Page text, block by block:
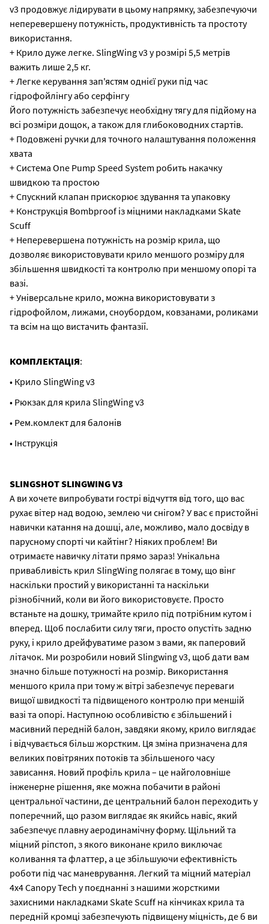
v3 продовжує лідирувати в цьому напрямку, забезпечуючи
неперевершену потужність, продуктивність та простоту
використання.
+ Крило дуже легке. SlingWing v3 у розмірі 5,5 метрів
важить лише 2,5 кг.
+ Легке керування зап'ястям однієї руки під час
гідрофойлінгу або серфінгу
Його потужність забезпечує необхідну тягу для підйому на
всі розміри дощок, а також для глибоководних стартів.
+ Подовжені ручки для точного налаштування положення
хвата
+ Система One Pump Speed System робить накачку
швидкою та простою
+ Спускний клапан прискорює здування та упаковку
+ Конструкція Bombproof із міцними накладками Skate
Scuff
+ Неперевершена потужність на розмір крила, що
дозволяє використовувати крило меншого розміру для
збільшення швидкості та контролю при меншому опорі та
вазі.
+ Універсальне крило, можна використовувати з
гідрофойлом, лижами, сноубордом, ковзанами, роликами
та всім на що вистачить фантазії.
КОМПЛЕКТАЦІЯ:
• Крило SlingWing v3
• Рюкзак для крила SlingWing v3
• Рем.комлект для балонів
• Інструкція
SLINGSHOT SLINGWING V3
А ви хочете випробувати гострі відчуття від того, що вас
рухає вітер над водою, землею чи снігом? У вас є пристойні
навички катання на дошці, але, можливо, мало досвіду в
парусному спорті чи кайтінг? Ніяких проблем! Ви
отримаєте навичку літати прямо зараз! Унікальна
привабливість крил SlingWing полягає в тому, що вінг
наскільки простий у використанні та наскільки
різнобічний, коли ви його використовуєте. Просто
встаньте на дошку, тримайте крило під потрібним кутом і
вперед. Щоб послабити силу тяги, просто опустіть задню
руку, і крило дрейфуватиме разом з вами, як паперовий
літачок. Ми розробили новий Slingwing v3, щоб дати вам
значно більше потужності на розмір. Використання
меншого крила при тому ж вітрі забезпечує переваги
вищої швидкості та підвищеного контролю при меншій
вазі та опорі. Наступною особливістю є збільшений і
масивний передній балон, завдяки якому, крило виглядає
і відчувається більш жорстким. Ця зміна призначена для
великих повітряних потоків та збільшеного часу
зависання. Новий профіль крила – це найголовніше
інженерне рішення, яке можна побачити в районі
центральної частини, де центральний балон переходить у
поперечний, що разом виглядає як якийсь навіс, який
забезпечує плавну аеродинамічну форму. Щільний та
міцний ріпстоп, з якого виконане крило виключає
коливання та флаттер, а це збільшуючи ефективність
роботи під час маневрування. Легкий та міцний матеріал
4x4 Canopy Tech у поєднанні з нашими жорсткими
захисними накладками Skate Scuff на кінчиках крила та
передній кромці забезпечують підвищену міцність, де б ви